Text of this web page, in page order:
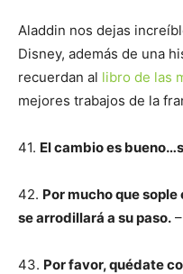
Aladdin nos dejas
Disney, además de una
recuerdan al libro de las
mejores trabajos de la
41. El cambio es
42. Por mucho que
se arrodillará a su paso.
43. Por favor, quédate